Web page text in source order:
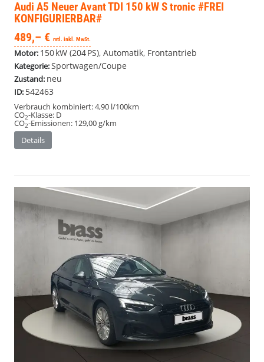
Audi A5 Neuer Avant TDI 150 kW S tronic #FREI
KONFIGURIERBAR#
489,– € mtl. inkl. MwSt.
Motor: 150 kW (204 PS), Automatik, Frontantrieb
Kategorie:Sportwagen/Coupe
Zustand: neu
ID: 542463
Verbrauch kombiniert:4,90 l/100km
CO2-Klasse: D
CO2-Emissionen: 129,00 g/km
Details